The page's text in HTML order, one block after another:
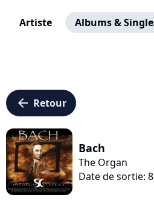
Artiste Albums &
arrow_left Retour
Bach
The Organ
Date de sortie: